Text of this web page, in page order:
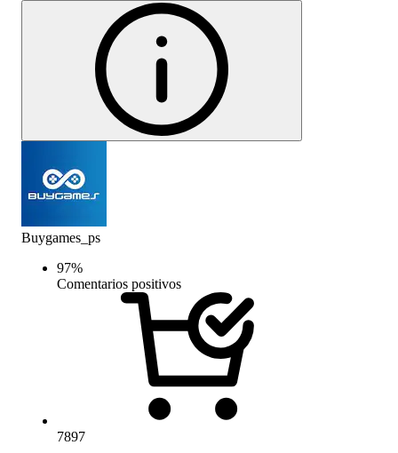
Buygames_ps
97%
Comentarios positivos
7897